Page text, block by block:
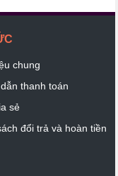
chung
thanh toán
sẻ
đổi trả và hoàn tiền